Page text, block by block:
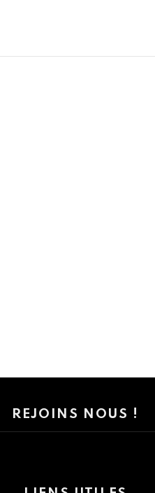
REJOINS NOUS !